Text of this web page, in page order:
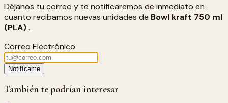
Déjanos tu correo y te notificaremos de inmediato en
cuanto recibamos nuevas unidades de Bowl kraft 750 ml
(PLA).
Correo Electrónico
Notifícame
También te podrían interesar